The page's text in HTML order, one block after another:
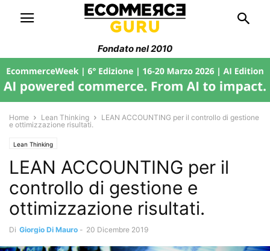
Fondato nel 2010
Home Lean Thinking
LEAN ACCOUNTING per il controllo di gestione
e ottimizzazione risultati.
Lean Thinking
LEAN ACCOUNTING per il
controllo di gestione e
ottimizzazione risultati.
Di Giorgio Di Mauro - 20 Dicembre 2019